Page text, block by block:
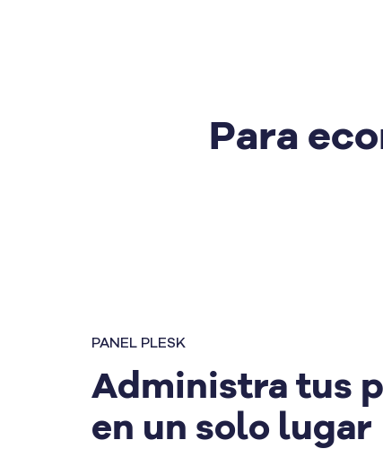
Para
PANEL PLESK
Administra tus
en un solo lugar